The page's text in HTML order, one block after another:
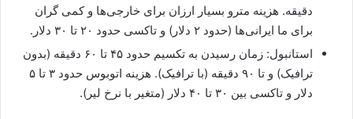
دقیقه. هزینه مترو بسیار ارزان برای خارجی‌ها و کمی گران
برای ما ایرانی‌ها (حدود ۲ دلار) و تاکسی حدود ۲۰ تا ۳۰ دلار.
استانبول: زمان رسیدن به تکسیم حدود ۴۵ تا ۶۰ دقیقه (بدون
ترافیک) و تا ۹۰ دقیقه (با ترافیک). هزینه اتوبوس حدود ۳ تا ۵
دلار و تاکسی بین ۳۰ تا ۴۰ دلار (متغیر با نرخ لیر).